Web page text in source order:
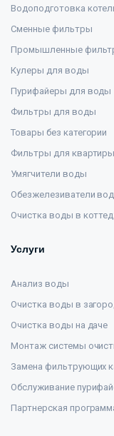
Водоподготовка
Сменные фильтры
Промышленные
Кулеры для воды
Пурифайеры для воды
Фильтры для воды
Товары без категории
Фильтры для квартиры
Умягчители воды
Обезжелезиватели
Очистка воды в
Услуги
Анализ воды
Очистка воды в
Очистка воды на даче
Монтаж системы
Замена фильтрующих
Обслуживание
Партнерская